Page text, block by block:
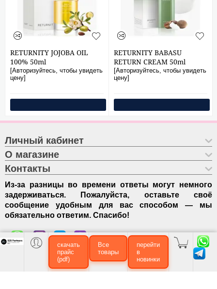
RETURNITY JOJOBA OIL
100% 50ml
[Авторизуйтесь, чтобы увидеть
цену]
RETURNITY BABASU
RETURN CREAM 50ml
[Авторизуйтесь, чтобы увидеть
цену]
Личный кабинет
О магазине
Контакты
Из-за разницы во времени ответы могут немного
задерживаться. Пожалуйста, оставьте своё
сообщение удобным для вас способом — мы
обязательно ответим. Спасибо!
скачать
прайс
(pdf)
Все
товары
перейти
в
новинки